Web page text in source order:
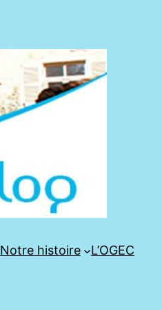
Notre histoire L’OGEC